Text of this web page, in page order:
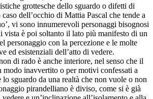
grottesche dello sguardo o difetti di
dell’occhio di Mattia Pascal che tende a
vi sono innumerevoli personaggi bisognosi
vista è poi soltanto il lato più manifesto di un
personaggio con la percezione e le molte
ed esistenziali dell’atto di vedere.
di rado è anche interiore, nel senso che il
modo inavvertito o per motivi confessati a
lo sguardo da una realtà che non vuole o non
pirandelliano è diviso, come si è già